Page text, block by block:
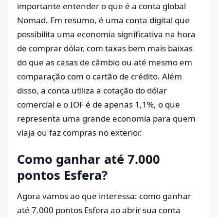
importante entender o que é a conta global
Nomad. Em resumo, é uma conta digital que
possibilita uma economia significativa na hora
de comprar dólar, com taxas bem mais baixas
do que as casas de câmbio ou até mesmo em
comparação com o cartão de crédito. Além
disso, a conta utiliza a cotação do dólar
comercial e o IOF é de apenas 1,1%, o que
representa uma grande economia para quem
viaja ou faz compras no exterior.
Como ganhar até 7.000
pontos Esfera?
Agora vamos ao que interessa: como ganhar
até 7.000 pontos Esfera ao abrir sua conta